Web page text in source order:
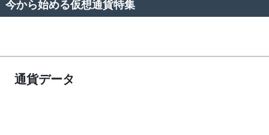
今から始める仮想通貨特集
通貨データ